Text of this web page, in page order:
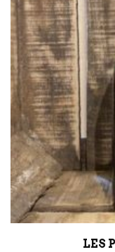
LES